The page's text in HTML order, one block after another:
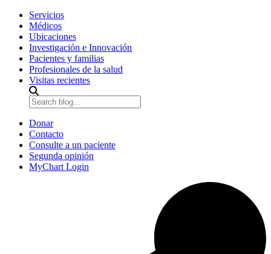
Servicios
Médicos
Ubicaciones
Investigación e Innovación
Pacientes y familias
Profesionales de la salud
Visitas recientes
Donar
Contacto
Consulte a un paciente
Segunda opinión
MyChart Login